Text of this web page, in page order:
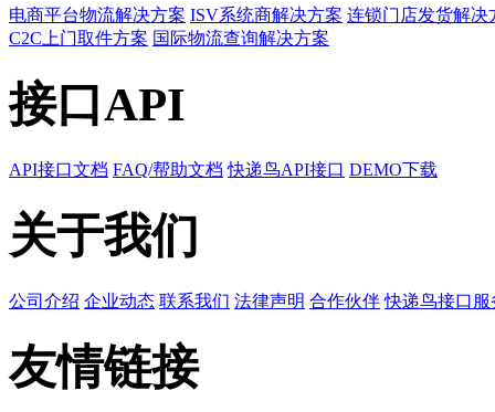
电商平台物流解决方案 ISV系统商解决方案 连锁门店发货解决
C2C上门取件方案 国际物流查询解决方案
接口API
API接口文档 FAQ/帮助文档 快递鸟API接口 DEMO下载
关于我们
公司介绍 企业动态 联系我们 法律声明 合作伙伴 快递鸟接口服
友情链接